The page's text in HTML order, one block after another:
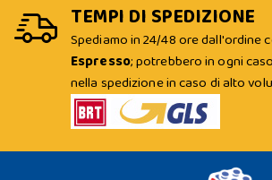
TEMPI DI SPEDIZIONE
Spediamo in 24/48 ore dall'ordine
Espresso; potrebbero in ogni
nella spedizione in caso di alto